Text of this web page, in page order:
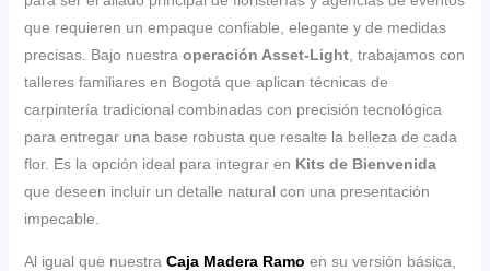
que requieren un empaque confiable, elegante y de medidas
precisas. Bajo nuestra operación Asset-Light, trabajamos con
talleres familiares en Bogotá que aplican técnicas de
carpintería tradicional combinadas con precisión tecnológica
para entregar una base robusta que resalte la belleza de cada
flor. Es la opción ideal para integrar en Kits de Bienvenida
que deseen incluir un detalle natural con una presentación
impecable.
Al igual que nuestra Caja Madera Ramo en su versión básica,